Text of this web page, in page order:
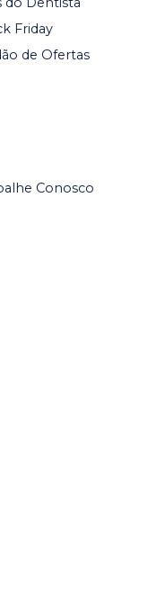
Friday
de Ofertas
Conosco